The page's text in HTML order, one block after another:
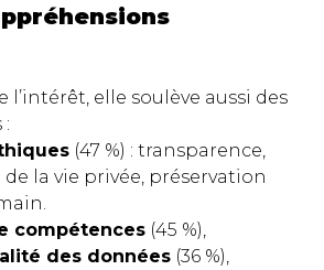
l’intérêt, elle soulève aussi des
(47 %) : transparence,
la vie privée, préservation
compétences (45 %),
des données (36 %),